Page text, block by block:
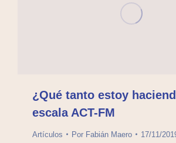
¿Qué tanto estoy
escala ACT-FM
Artículos Por Fabián Maero
17/11/